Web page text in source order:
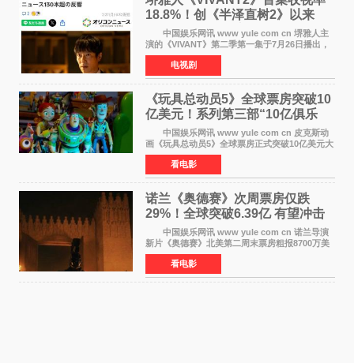
18.8%！创《半泽直树2》以来
TBS周日剧场最高开局
中国娱乐网讯 www yule com cn 堺雅人主
演的《VIVANT》第二季第一集于7月26日播出，
首集收视率高达18 8%，成为自2020年《半泽直
树2》首集22%以来，TBS周日剧场最高开播收视
纪录。 考虑到
电视剧
《玩具总动员5》全球票房突破10
亿美元！系列第三部“10亿俱乐
部”达成
中国娱乐网讯 www yule com cn 皮克斯动
画《玩具总动员5》全球票房正式突破10亿美元大
关。截至上周末，该片全球累计票房已达10 22亿
美元，其中北美市场贡献4 48亿美元，中国内地
票房达2 82
看电影
诺兰《奥德赛》次周票房仅跌
29%！全球突破6.39亿 有望冲击
13亿成诺兰最卖座电影
中国娱乐网讯 www yule com cn 诺兰导演
新片《奥德赛》北美第二周末票房粗报8700万美
元（周五至周日：2600万&rarr;3460万
&rarr;2640万），较首周1 24亿美元仅下跌29
6%，走势极为强劲，远超
看电影